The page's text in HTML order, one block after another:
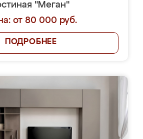
"Меган"
от 80 000 руб.
ПОДРОБНЕЕ